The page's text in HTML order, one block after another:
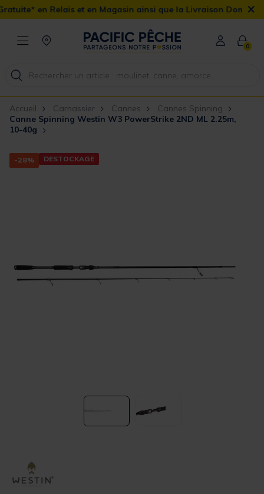
et en Magasin ainsi que la Livraison Domicile offerte dès 90€
×
0
Accueil Carnassier Cannes
Cannes Spinning
Canne Spinning Westin W3 PowerStrike 2ND ML 2.25m,
10-40g
-28% DESTOCKAGE